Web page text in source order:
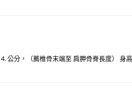
公分，（薦椎骨末端至 肩胛骨脊長度）